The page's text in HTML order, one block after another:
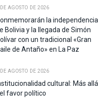
AGOSTO DE 2026
la independencia
Bolivia y la llegada de Simón
con un tradicional «Gran
de Antaño» en La Paz
AGOSTO DE 2026
cultural: Más allá
favor político